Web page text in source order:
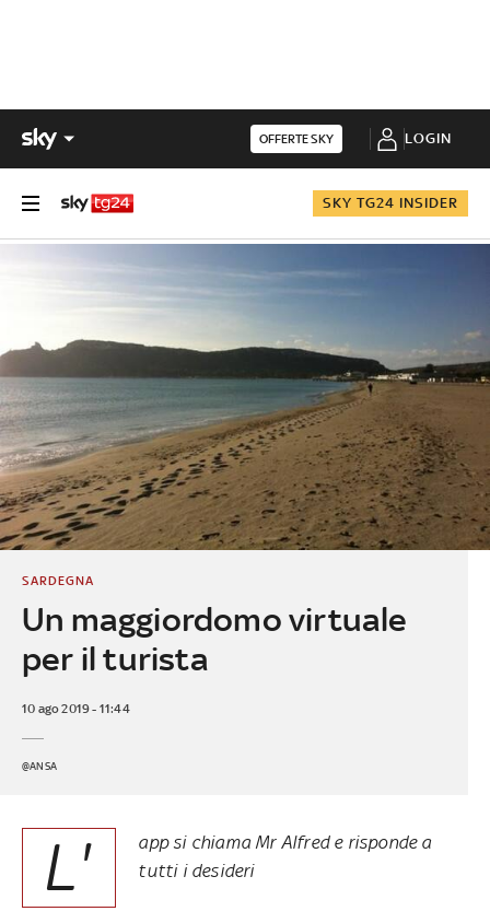
OFFERTE SKY LOGIN
SKY TG24 INSIDER
Un maggiordomo virtuale
per il turista
SARDEGNA
10 ago 2019 - 11:44
@ANSA
L'
app si chiama Mr Alfred e risponde a
tutti i desideri